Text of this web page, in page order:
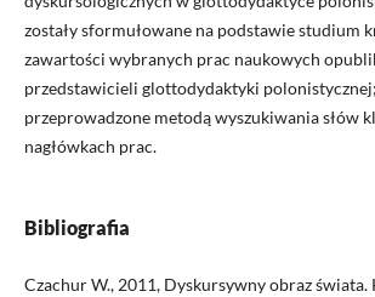
zostały sformułowane na podstawie studium
zawartości wybranych prac naukowych
przedstawicieli glottodydaktyki
przeprowadzone metodą wyszukiwania słów
nagłówkach prac.
Bibliografia
Czachur W., 2011, Dyskursywny obraz